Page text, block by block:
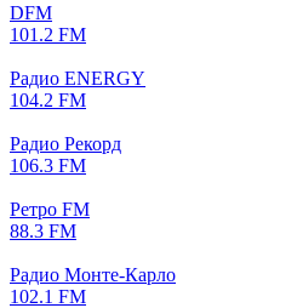
DFM
101.2 FM
Радио ENERGY
104.2 FM
Радио Рекорд
106.3 FM
Ретро FM
88.3 FM
Радио Монте-Карло
102.1 FM